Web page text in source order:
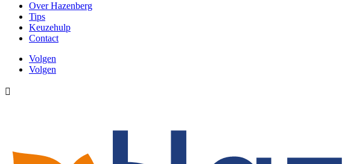
Over Hazenberg
Tips
Keuzehulp
Contact
Volgen
Volgen
